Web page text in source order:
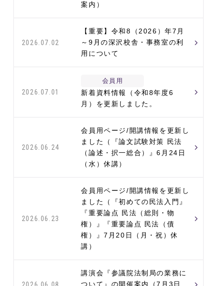
案内）
2026.07.02
【重要】令和8（2026）年7月
～9月の深沢校舎・事務室の利
用について
2026.07.01
会員用
新着資料情報（令和8年度6
月）を更新しました。
2026.06.24
会員用ページ/開講情報を更新し
ました（『論文試験対策 民法
（論述・択一総合）』6月24日
（水）休講）
2026.06.23
会員用ページ/開講情報を更新し
ました（『初めての民法入門』
『重要論点 民法（総則・物
権）』『重要論点 民法（債
権）』7月20日（月・祝）休
講）
講演会『参議院法制局の業務に
ついて』の開催案内（7月3日